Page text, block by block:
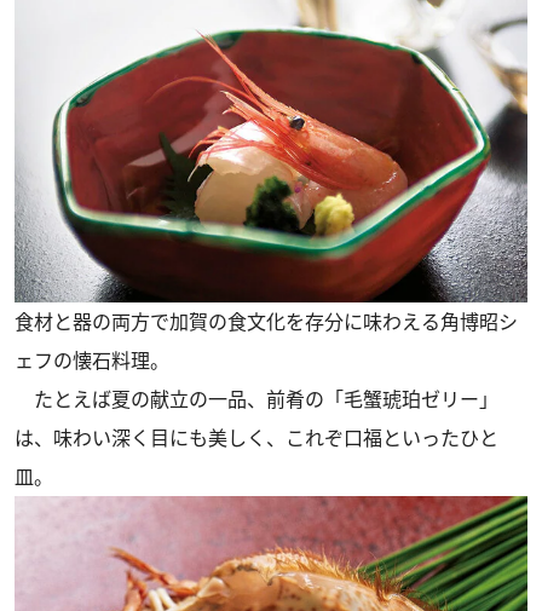
食材と器の両方で加賀の食文化を存分に味わえる角博昭シ
ェフの懐石料理。
たとえば夏の献立の一品、前肴の「毛蟹琥珀ゼリー」
は、味わい深く目にも美しく、これぞ口福といったひと
皿。